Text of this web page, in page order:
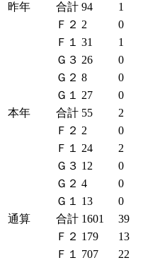
昨年
合計 94 1
Ｆ２ 2 0
Ｆ１
31 1
Ｇ３ 26 0
Ｇ２ 8 0
Ｇ１
27 0
本年
合計 55 2
Ｆ２ 2 0
Ｆ１
24 2
Ｇ３ 12 0
Ｇ２ 4 0
Ｇ１
13 0
通算
合計 1601 39
Ｆ２ 179 13
Ｆ１
707 22